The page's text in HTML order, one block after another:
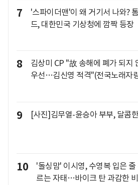
7
'스파이더맨'이 왜 거기서 나와?
드, 대한민국 기상청에 깜짝 등장
8
김상미 CP "故 송해에 폐가 되지
우선…김신영 적격"(전국노래자
9 [사진]김무열-윤승아 부부, 달콤
10
'돌싱맘' 이시영, 수영복 입은 줄
르는 자태…바이크 탄 과감한